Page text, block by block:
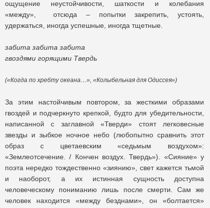
ощущение неустойчивости, шаткости и колебания
«между», отсюда – попытки закрепить, устоять,
удержаться, иногда успешные, иногда тщетные.
забита забита забита
гвоздями горящими Твердь
(«Когда по хребту океана…», «Колыбельная для Одиссея»)
За этим настойчивым повтором, за жесткими образами
гвоздей и подчеркнуто крепкой, будто для убедительности,
написанной с заглавной «Тверди» стоят легковесные
звезды и зыбкое ночное небо (любопытно сравнить этот
образ с цветаевским «седьмым воздухом»:
«Землеотсечение. / Кончен воздух. Твердь»). «Сияние» у
поэта нередко тождественно «зиянию», свет кажется тьмой
и наоборот, а их истинная сущность доступна
человеческому пониманию лишь после смерти. Сам же
человек находится «между безднами», он «болтается»